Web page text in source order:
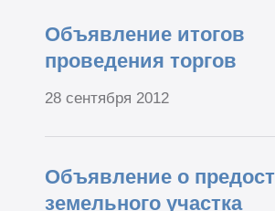
Объявление итогов
проведения торгов
28 сентября 2012
Объявление о
земельного участка